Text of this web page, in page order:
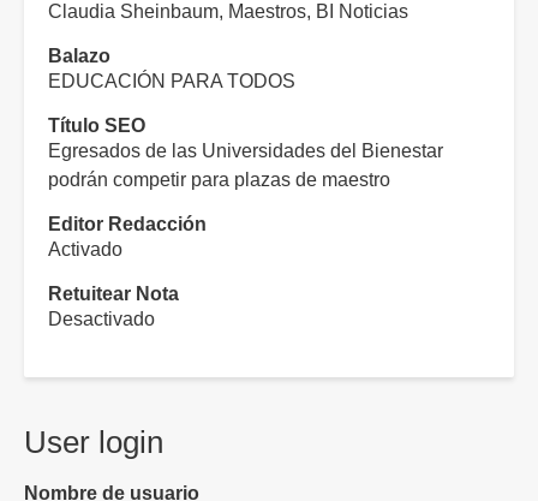
Claudia Sheinbaum, Maestros, BI Noticias
Balazo
EDUCACIÓN PARA TODOS
Título SEO
Egresados de las Universidades del Bienestar
podrán competir para plazas de maestro
Editor Redacción
Activado
Retuitear Nota
Desactivado
User login
Nombre de usuario